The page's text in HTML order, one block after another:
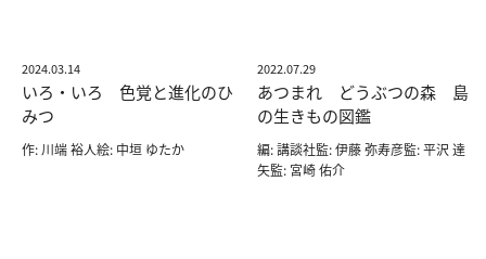
2024.03.14
いろ・いろ 色覚と進化のひ
みつ
作: 川端 裕人絵: 中垣 ゆたか
2022.07.29
あつまれ どうぶつの森 島
の生きもの図鑑
編: 講談社監: 伊藤 弥寿彦監: 平沢 達
矢監: 宮崎 佑介